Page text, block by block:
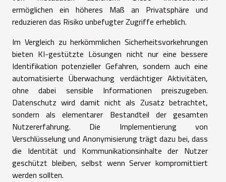
ermöglichen ein höheres Maß an Privatsphäre und
reduzieren das Risiko unbefugter Zugriffe erheblich.
Im Vergleich zu herkömmlichen Sicherheitsvorkehrungen
bieten KI-gestützte Lösungen nicht nur eine bessere
Identifikation potenzieller Gefahren, sondern auch eine
automatisierte Überwachung verdächtiger Aktivitäten,
ohne dabei sensible Informationen preiszugeben.
Datenschutz wird damit nicht als Zusatz betrachtet,
sondern als elementarer Bestandteil der gesamten
Nutzererfahrung. Die Implementierung von
Verschlüsselung und Anonymisierung trägt dazu bei, dass
die Identität und Kommunikationsinhalte der Nutzer
geschützt bleiben, selbst wenn Server kompromittiert
werden sollten.